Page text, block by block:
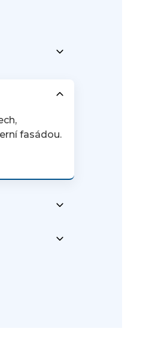
fasádou.